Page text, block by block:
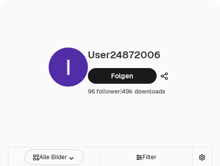
User24872006
Folgen Teilen
96 follower|49k downloads
Alle Bilder Filter